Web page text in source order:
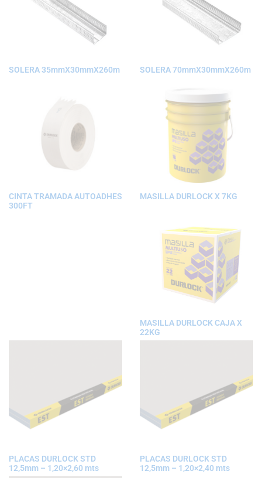
SOLERA 35mmX30mmX260m SOLERA 70mmX30mmX260m
CINTA TRAMADA AUTOADHES
300FT
MASILLA DURLOCK X 7KG
MASILLA DURLOCK CAJA X
22KG
PLACAS DURLOCK STD
12,5mm – 1,20×2,60 mts
PLACAS DURLOCK STD
12,5mm – 1,20×2,40 mts